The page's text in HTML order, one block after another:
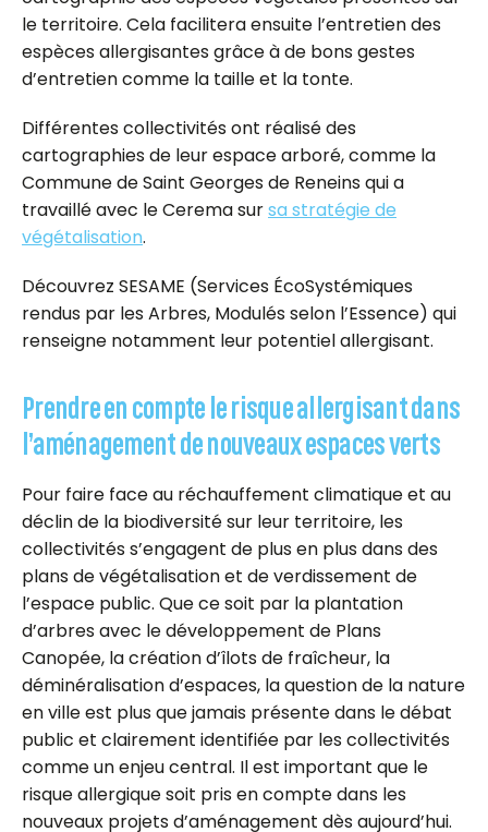
le territoire. Cela facilitera ensuite l’entretien des
espèces allergisantes grâce à de bons gestes
d’entretien comme la taille et la tonte.
Différentes collectivités ont réalisé des
cartographies de leur espace arboré, comme la
Commune de Saint Georges de Reneins qui a
travaillé avec le Cerema sursa stratégie de
végétalisation.
Découvrez SESAME (Services ÉcoSystémiques
rendus par les Arbres, Modulés selon l’Essence) qui
renseigne notamment leur potentiel allergisant.
Prendre en compte le risque allergisant dans
l’aménagement de nouveaux espaces verts
Pour faire face au réchauffement climatique et au
déclin de la biodiversité sur leur territoire, les
collectivités s’engagent de plus en plus dans des
plans de végétalisation et de verdissement de
l’espace public. Que ce soit par la plantation
d’arbres avec le développement de Plans
Canopée, la création d’îlots de fraîcheur, la
déminéralisation d’espaces, la question de la nature
en ville est plus que jamais présente dans le débat
public et clairement identifiée par les collectivités
comme un enjeu central. Il est important que le
risque allergique soit pris en compte dans les
nouveaux projets d’aménagement dès aujourd’hui.